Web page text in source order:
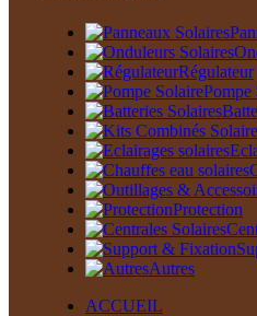
Régulateur
Pompe
Protection
Autres
ACCUEIL